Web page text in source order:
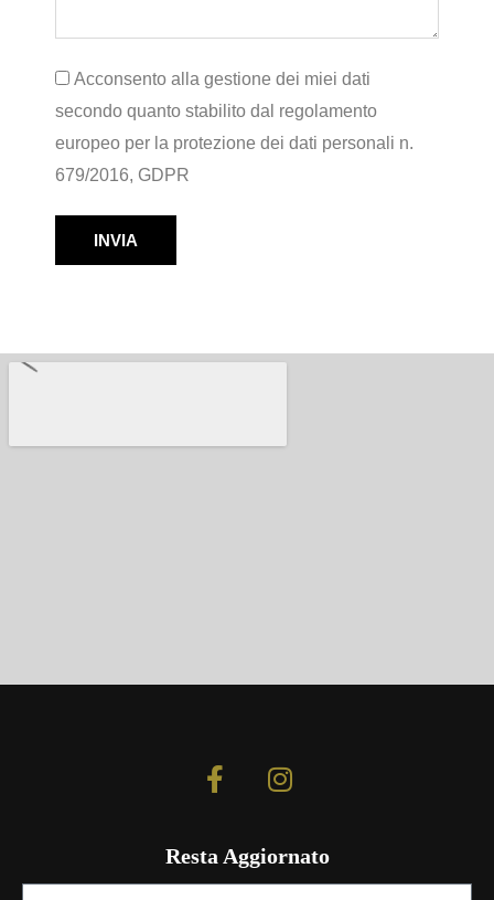
Acconsento alla gestione dei miei dati
secondo quanto stabilito dal regolamento
europeo per la protezione dei dati personali n.
679/2016, GDPR
INVIA
Resta Aggiornato